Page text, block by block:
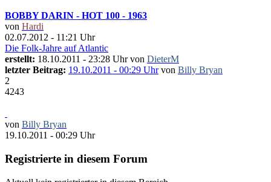
BOBBY DARIN - HOT 100 - 1963
von Hardi
02.07.2012 - 11:21 Uhr
Die Folk-Jahre auf Atlantic
erstellt: 18.10.2011 - 23:28 Uhr von DieterM
letzter Beitrag: 19.10.2011 - 00:29 Uhrvon Billy Bryan
2
4243
von Billy Bryan
19.10.2011 - 00:29 Uhr
Registrierte in diesem Forum